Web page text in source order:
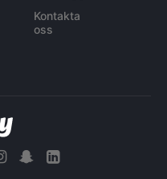
Kontakta
oss